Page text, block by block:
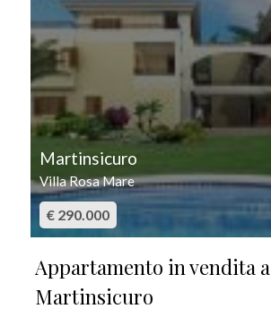
Martinsicuro
Villa Rosa Mare
€ 290.000
Appartamento in vendita a
Martinsicuro